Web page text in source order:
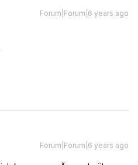
Forum|Forum|6 years ago
Forum|Forum|6 years ago